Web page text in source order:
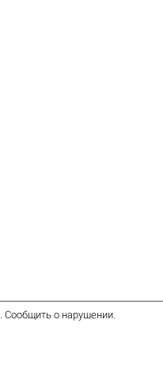
Сообщить о нарушении